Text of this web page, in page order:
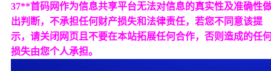
37**首码网作为信息共享平台无法对信息的真实性及准确性
出判断，不承担任何财产损失和法律责任，若您不同意该提
示，请关闭网页且不要在本站拓展任何合作，否则造成的任
损失由您个人承担。